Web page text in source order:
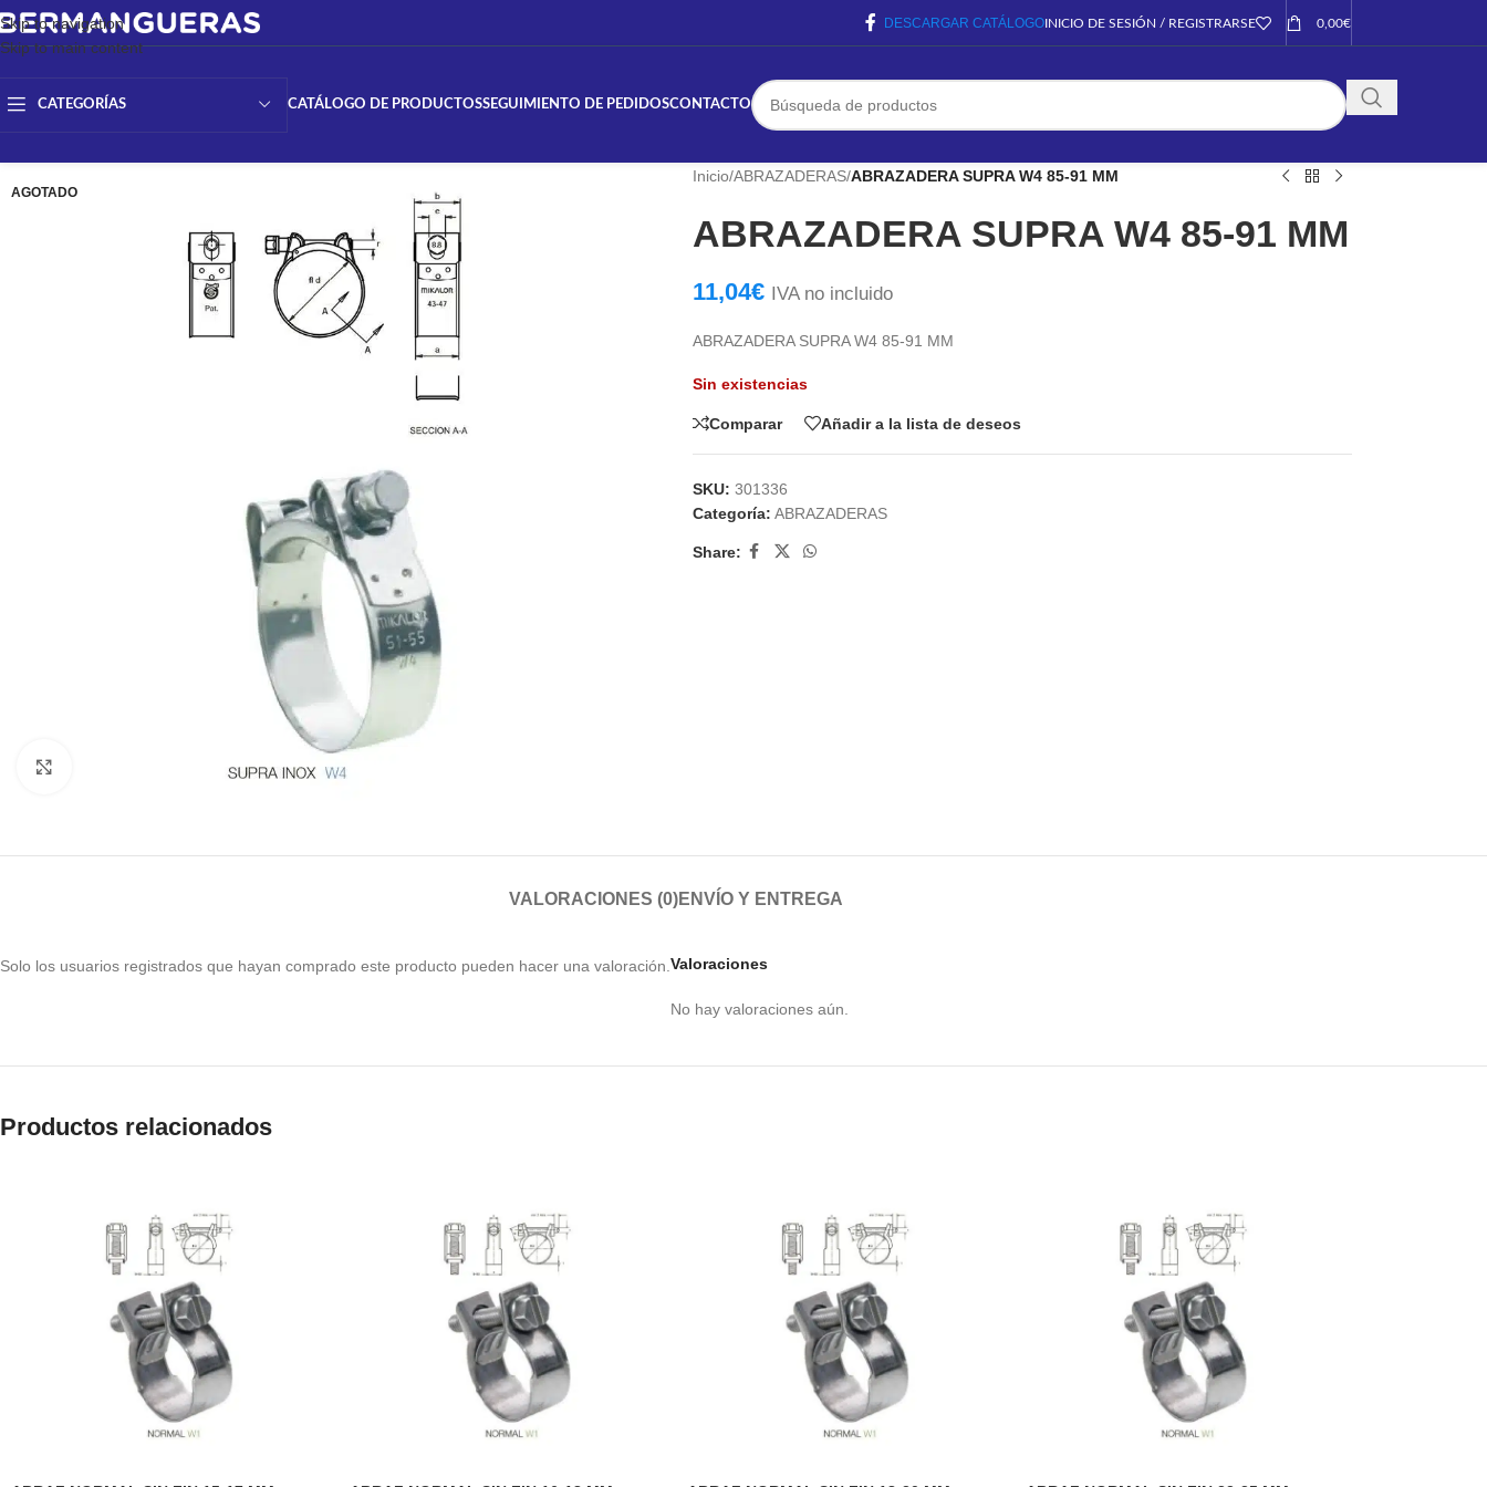
Skip to navigation
Skip to main content
DESCARGAR CATÁLOGOINICIO DE SESIÓN / REGISTRARSE 0,00€
CATEGORÍAS CATÁLOGO DE PRODUCTOSSEGUIMIENTO DE PEDIDOSCONTACTO
AGOTADO
Haga Click para agrandar
Inicio/ABRAZADERAS/ABRAZADERA SUPRA W4 85-91 MM
ABRAZADERA SUPRA W4 85-91 MM
11,04€ IVA no incluido
ABRAZADERA SUPRA W4 85-91 MM
Sin existencias
Comparar Añadir a la lista de deseos
SKU: 301336
Categoría: ABRAZADERAS
Share:
VALORACIONES (0)ENVÍO Y ENTREGA
Valoraciones
No hay valoraciones aún.
Solo los usuarios registrados que hayan comprado este producto pueden hacer una valoración.
Productos relacionados